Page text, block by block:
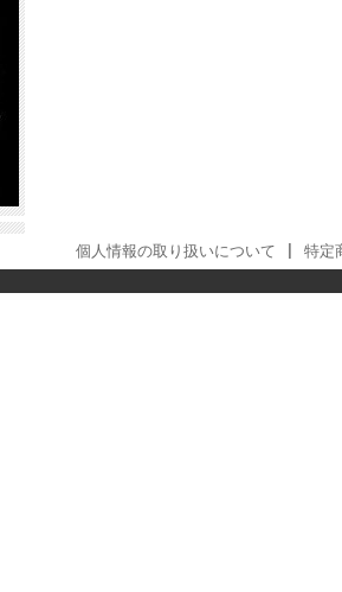
個人情報の取り扱いについて 特定